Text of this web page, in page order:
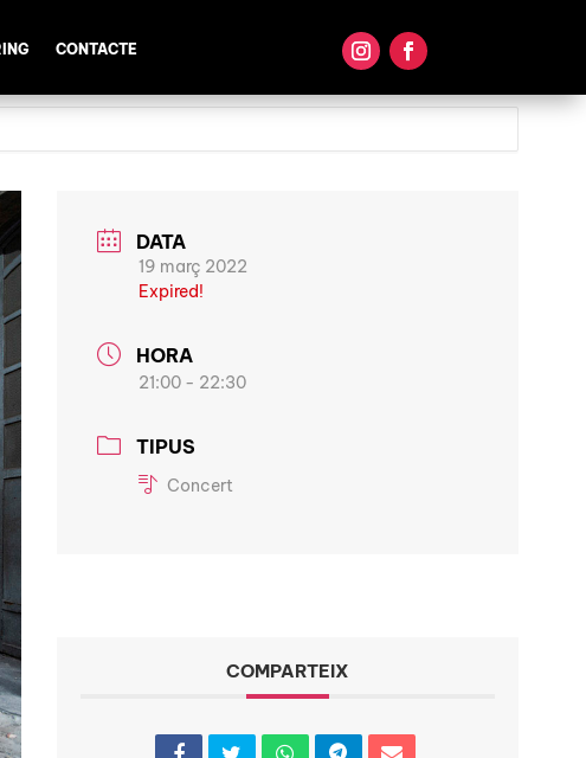
CONTACTE
DATA
19 març 2022
Expired!
HORA
21:00 - 22:30
TIPUS
Concert
COMPARTEIX